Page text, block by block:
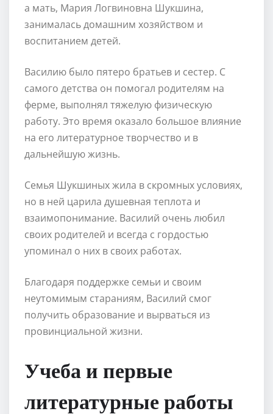
а мать, Мария Логвиновна Шукшина,
занималась домашним хозяйством и
воспитанием детей.
Василию было пятеро братьев и сестер. С
самого детства он помогал родителям на
ферме, выполнял тяжелую физическую
работу. Это время оказало большое влияние
на его литературное творчество и в
дальнейшую жизнь.
Семья Шукшиных жила в скромных условиях,
но в ней царила душевная теплота и
взаимопонимание. Василий очень любил
своих родителей и всегда с гордостью
упоминал о них в своих работах.
Благодаря поддержке семьи и своим
неутомимым стараниям, Василий смог
получить образование и вырваться из
провинциальной жизни.
Учеба и первые
литературные работы